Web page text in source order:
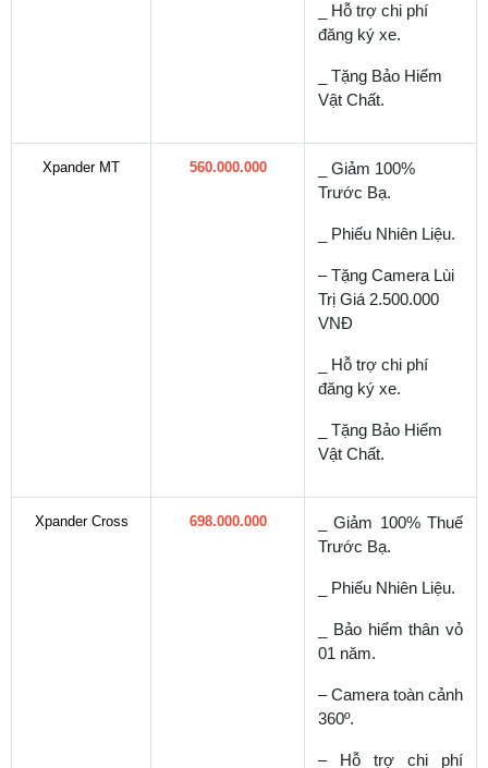
_ Hỗ trợ chi phí
đăng ký xe.
_ Tặng Bảo Hiểm
Vật Chất.
Xpander MT 560.000.000
_ Giảm 100%
Trước Bạ.
_ Phiếu Nhiên Liệu.
– Tặng Camera Lùi
Trị Giá 2.500.000
VNĐ
_ Hỗ trợ chi phí
đăng ký xe.
_ Tặng Bảo Hiểm
Vật Chất.
Xpander Cross 698.000.000
_ Giảm 100% Thuế
Trước Bạ.
_ Phiếu Nhiên Liệu.
_ Bảo hiểm thân vỏ
01 năm.
– Camera toàn cảnh
360º.
– Hỗ trợ chi phí